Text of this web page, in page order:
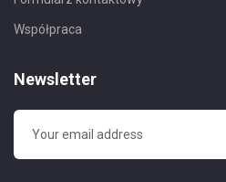
Współpraca
Newsletter